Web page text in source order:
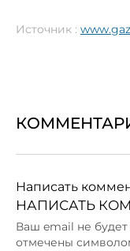
Источник :
Написать
НАПИСАТЬ
Ваш email не
отмечены